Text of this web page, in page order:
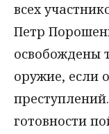
всех
Петр
освобождены
оружие, если
готовности